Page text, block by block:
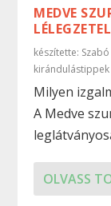
MEDVE
készítette:
kirándulástippek
Milyen
A Medve
OLVASS